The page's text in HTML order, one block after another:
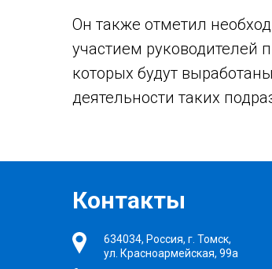
Он также отметил
участием руководителей
которых будут
деятельности таких
634034, Россия, г. Томск,
ул. Красноармейская, 99а
Контакты